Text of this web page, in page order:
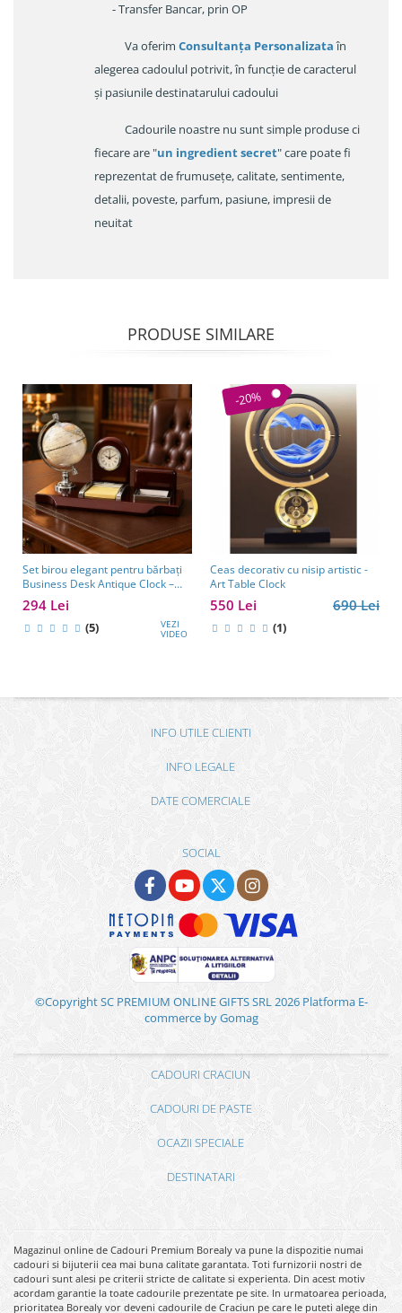
- Transfer Bancar, prin OP
Va oferim Consultanța Personalizataîn
alegerea cadoulul potrivit, în funcție de caracterul
și pasiunile destinatarului cadoului
Cadourile noastre nu sunt simple produse ci
fiecare are "un ingredient secret" care poate fi
reprezentat de frumusețe, calitate, sentimente,
detalii, poveste, parfum, pasiune, impresii de
neuitat
PRODUSE SIMILARE
Set birou elegant pentru bărbați
Business Desk Antique Clock –
cadou premium pentru șef, soț
sau partener de afaceri
294 Lei
(5) VEZI
VIDEO
-20%
Ceas decorativ cu nisip artistic -
Art Table Clock
690 Lei
550 Lei
(1)
INFO UTILE CLIENTI
INFO LEGALE
DATE COMERCIALE
SOCIAL
©Copyright SC PREMIUM ONLINE GIFTS SRL 2026 Platforma E-
commerce by Gomag
CADOURI CRACIUN
CADOURI DE PASTE
OCAZII SPECIALE
DESTINATARI
Magazinul online de Cadouri Premium Borealy va pune la dispozitie numai
cadouri si bijuterii cea mai buna calitate garantata. Toti furnizorii nostri de
cadouri sunt alesi pe criterii stricte de calitate si experienta. Din acest motiv
acordam garantie la toate cadourile prezentate pe site. In urmatoarea perioada,
prioritatea Borealy vor deveni cadourile de Craciun pe care le puteti alege din